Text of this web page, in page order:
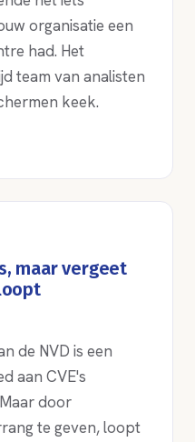
organisatie een
had. Het
team van analisten
keek.
maar vergeet
de NVD is een
aan CVE's
door
te geven, loopt